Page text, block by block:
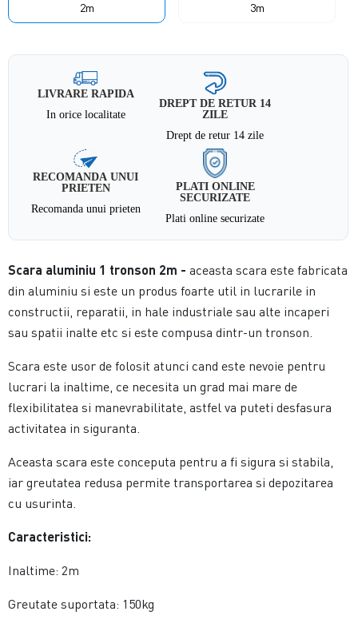
2m 3m
LIVRARE RAPIDA
In orice localitate
DREPT DE RETUR 14
ZILE
Drept de retur 14 zile
RECOMANDA UNUI
PRIETEN
Recomanda unui prieten
PLATI ONLINE
SECURIZATE
Plati online securizate
Scara aluminiu 1 tronson 2m -aceasta scara este fabricata
din aluminiu si este un produs foarte util in lucrarile in
constructii, reparatii, in hale industriale sau alte incaperi
sau spatii inalte etc si este compusa dintr-un tronson.
Scara este usor de folosit atunci cand este nevoie pentru
lucrari la inaltime, ce necesita un grad mai mare de
flexibilitatea si manevrabilitate, astfel va puteti desfasura
activitatea in siguranta.
Aceasta scara este conceputa pentru a fi sigura si stabila,
iar greutatea redusa permite transportarea si depozitarea
cu usurinta.
Caracteristici:
Inaltime: 2m
Greutate suportata: 150kg